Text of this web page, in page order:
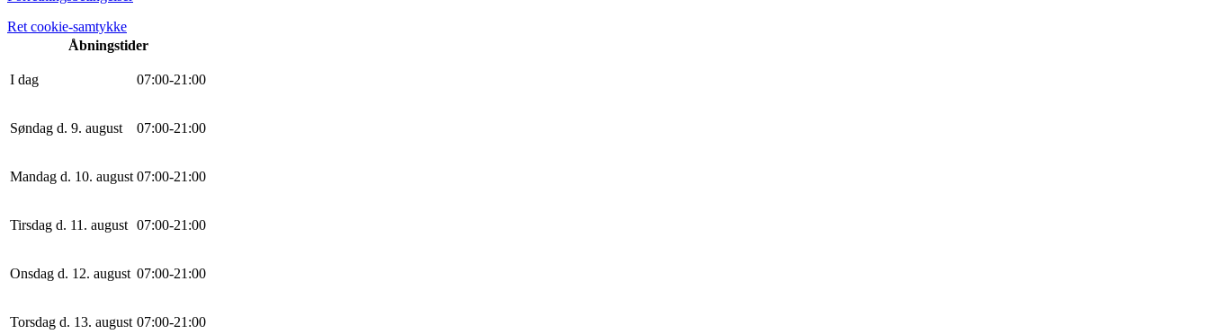
Ret cookie-samtykke
Åbningstider
I dag 07:00-21 :00
Søndag d. 9. august 07:00-21 :00
Mandag d. 10. august 07:00-21 :00
Tirsdag d. 11. august 07:00-21 :00
Onsdag d. 12. august 07:00-21 :00
Torsdag d. 13. august 07:00-21 :00